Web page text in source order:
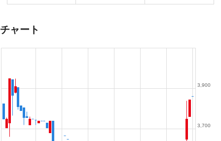
チャート
3,700
3,900